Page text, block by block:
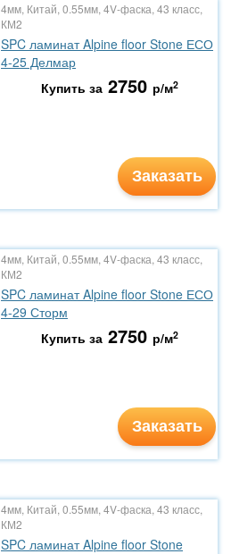
4мм, Китай, 0.55мм, 4V-фаска, 43 класс,
КМ2
SPC ламинат Alpine floor Stone ЕСО
4-25 Делмар
Купить за 2750 р/м2
Заказать
4мм, Китай, 0.55мм, 4V-фаска, 43 класс,
КМ2
SPC ламинат Alpine floor Stone ЕСО
4-29 Сторм
Купить за 2750 р/м2
Заказать
4мм, Китай, 0.55мм, 4V-фаска, 43 класс,
КМ2
SPC ламинат Alpine floor Stone